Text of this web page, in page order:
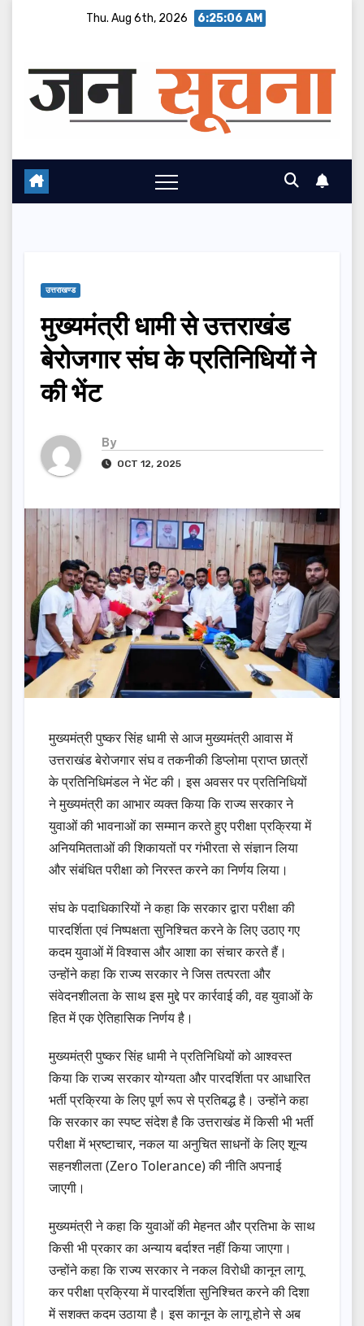
Thu. Aug 6th, 2026 6:25:07 AM
उत्तराखण्ड
मुख्यमंत्री धामी से उत्तराखंड
बेरोजगार संघ के प्रतिनिधियों ने
की भेंट
By
OCT 12, 2025
मुख्यमंत्री पुष्कर सिंह धामी से आज मुख्यमंत्री आवास में
उत्तराखंड बेरोजगार संघ व तकनीकी डिप्लोमा प्राप्त छात्रों
के प्रतिनिधिमंडल ने भेंट की। इस अवसर पर प्रतिनिधियों
ने मुख्यमंत्री का आभार व्यक्त किया कि राज्य सरकार ने
युवाओं की भावनाओं का सम्मान करते हुए परीक्षा प्रक्रिया में
अनियमितताओं की शिकायतों पर गंभीरता से संज्ञान लिया
और संबंधित परीक्षा को निरस्त करने का निर्णय लिया।
संघ के पदाधिकारियों ने कहा कि सरकार द्वारा परीक्षा की
पारदर्शिता एवं निष्पक्षता सुनिश्चित करने के लिए उठाए गए
कदम युवाओं में विश्वास और आशा का संचार करते हैं।
उन्होंने कहा कि राज्य सरकार ने जिस तत्परता और
संवेदनशीलता के साथ इस मुद्दे पर कार्रवाई की, वह युवाओं के
हित में एक ऐतिहासिक निर्णय है।
मुख्यमंत्री पुष्कर सिंह धामी ने प्रतिनिधियों को आश्वस्त
किया कि राज्य सरकार योग्यता और पारदर्शिता पर आधारित
भर्ती प्रक्रिया के लिए पूर्ण रूप से प्रतिबद्ध है। उन्होंने कहा
कि सरकार का स्पष्ट संदेश है कि उत्तराखंड में किसी भी भर्ती
परीक्षा में भ्रष्टाचार, नकल या अनुचित साधनों के लिए शून्य
सहनशीलता (Zero Tolerance) की नीति अपनाई
जाएगी।
मुख्यमंत्री ने कहा कि युवाओं की मेहनत और प्रतिभा के साथ
किसी भी प्रकार का अन्याय बर्दाश्त नहीं किया जाएगा।
उन्होंने कहा कि राज्य सरकार ने नकल विरोधी कानून लागू
कर परीक्षा प्रक्रिया में पारदर्शिता सुनिश्चित करने की दिशा
में सशक्त कदम उठाया है। इस कानून के लागू होने से अब